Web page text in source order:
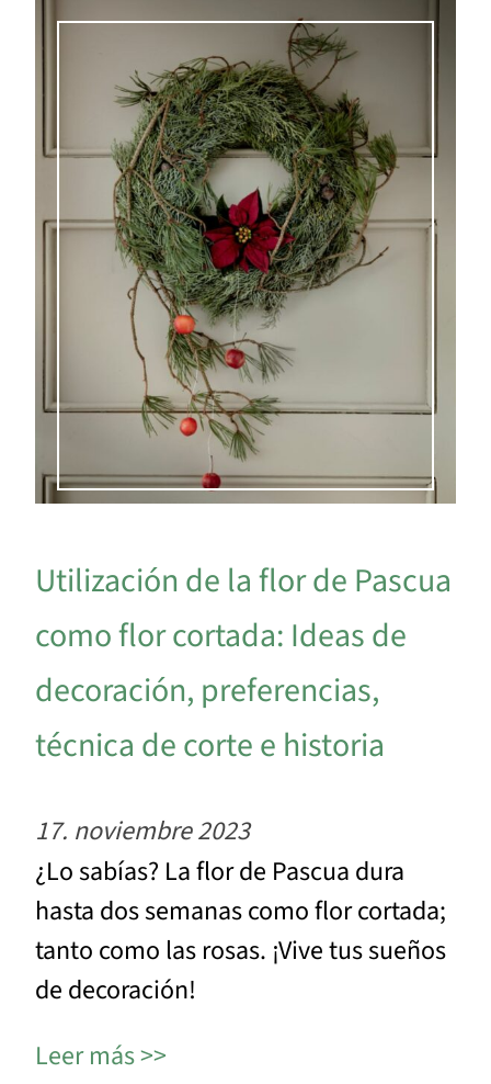
Utilización de la flor de Pascua
como flor cortada: Ideas de
decoración, preferencias,
técnica de corte e historia
17. noviembre 2023
¿Lo sabías? La flor de Pascua dura
hasta dos semanas como flor cortada;
tanto como las rosas. ¡Vive tus sueños
de decoración!
Leer más